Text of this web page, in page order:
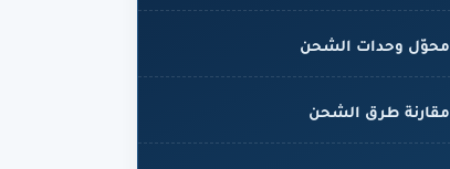
محوّل وحدات الشحن
مقارنة طرق الشحن